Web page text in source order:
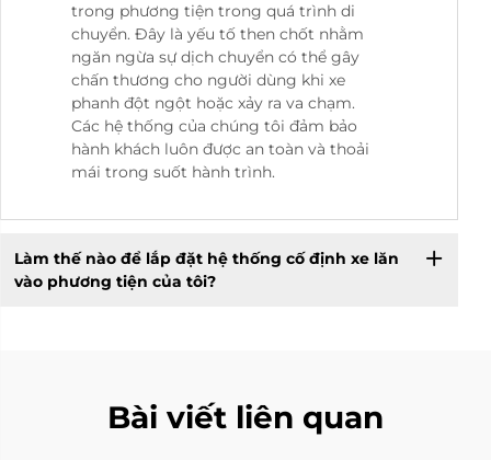
trong phương tiện trong quá trình di
chuyển. Đây là yếu tố then chốt nhằm
ngăn ngừa sự dịch chuyển có thể gây
chấn thương cho người dùng khi xe
phanh đột ngột hoặc xảy ra va chạm.
Các hệ thống của chúng tôi đảm bảo
hành khách luôn được an toàn và thoải
mái trong suốt hành trình.
Làm thế nào để lắp đặt hệ thống cố định xe lăn
vào phương tiện của tôi?
Bài viết liên quan